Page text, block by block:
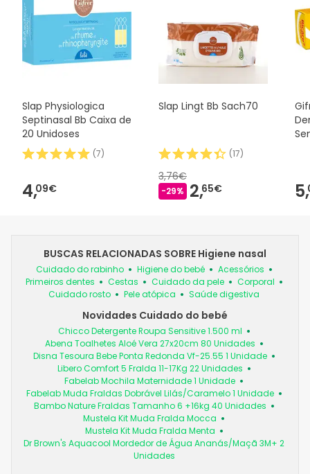
Slap Physiologica
Septinasal Bb Caixa de
20 Unidoses
(7)
4,09€
Slap Lingt Bb Sach70
(17)
3,76€
-29% 2,65€ 5,
BUSCAS RELACIONADAS SOBRE Higiene nasal
Cuidado do rabinho Higiene do bebé
Acessórios
Primeiros dentes
Cestas Cuidado da pele
Corporal
Cuidado rosto
Pele atópica Saúde digestiva
Novidades Cuidado do bebé
Chicco Detergente Roupa Sensitive 1.500 ml
Abena Toalhetes Aloé Vera 27x20cm 80 Unidades
Disna Tesoura Bebe Ponta Redonda Vf-25.55 1 Unidade
Libero Comfort 5 Fralda 11-17Kg 22 Unidades
Fabelab Mochila Maternidade 1 Unidade
Fabelab Muda Fraldas Dobrável Lilás/Caramelo 1 Unidade
Bambo Nature Fraldas Tamanho 6 +16kg 40 Unidades
Mustela Kit Muda Fralda Mocca
Mustela Kit Muda Fralda Menta
Dr Brown's Aquacool Mordedor de Água Ananás/Maçã 3M+ 2
Unidades